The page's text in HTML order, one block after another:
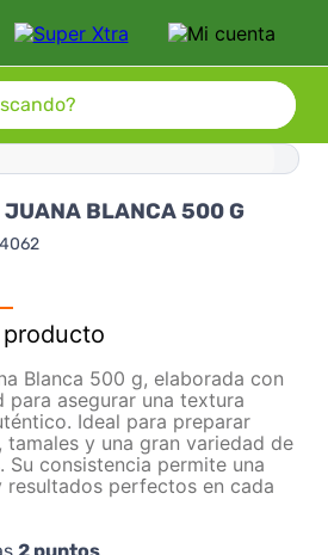
JUANA BLANCA 500 G
Blanca 500 g, elaborada con
para asegurar una textura
Ideal para preparar
tamales y una gran variedad de
Su consistencia permite una
perfectos en cada